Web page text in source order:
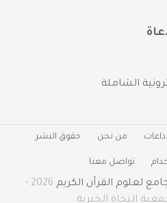
الشاملة
من نحن حقوق النشر
تواصل معنا
لعلوم القرآن الكريم
2026 -
النجاة الخيرية